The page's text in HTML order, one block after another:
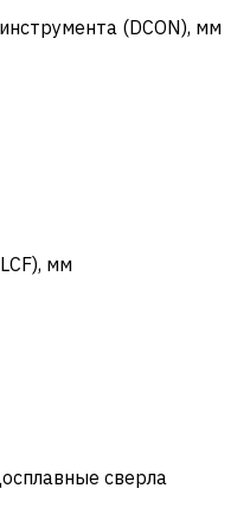
(DCON), мм
мм
сверла